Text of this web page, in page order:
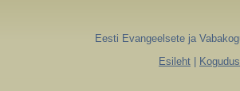
Eesti Evangeelsete ja
Esileht